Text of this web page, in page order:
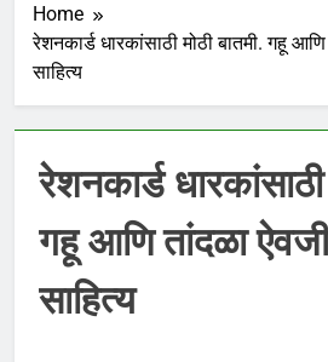
Home
रेशनकार्ड धारकांसाठी मोठी बातमी. गहू
साहित्य
रेशनकार्ड धारकांसाठी
गहू आणि तांदळा
साहित्य